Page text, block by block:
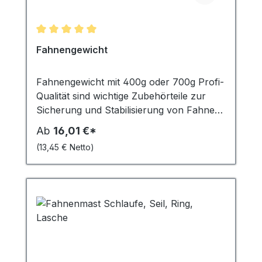
Durchschnittliche Bewertung von 5 von 5 Sternen
Fahnengewicht
Fahnengewicht mit 400g oder 700g Profi-
Qualität sind wichtige Zubehörteile zur
Sicherung und Stabilisierung von Fahnen
und Bannern. Sie fungieren als
Kletterstoppgewicht, das heisst, sie
verhindern, dass die Fahne oder das
Banner sich um den Fahnenmast wickelt.
In stürmischen Windverhältnissen spielen
sie eine entscheidende Rolle, indem sie das
Flattern der Fahne minimieren und
verhindern, dass diese zerrissen wird oder
Ab 16,01 €*
(13,45 € Netto)